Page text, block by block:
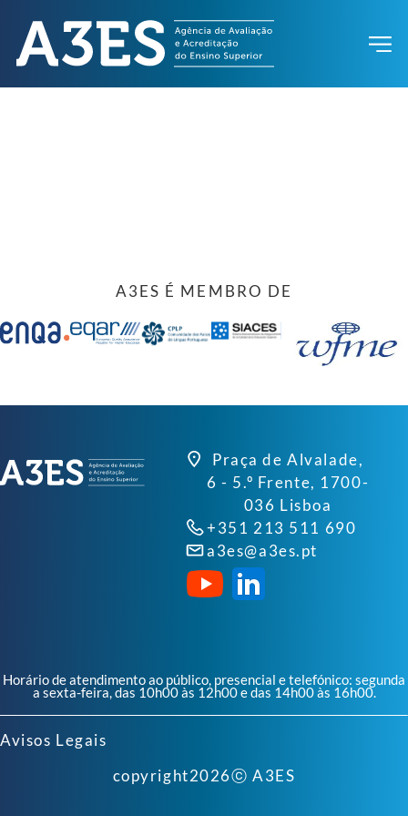
A3ES É MEMBRO DE
Praça de Alvalade,
6 - 5.º Frente, 1700-
036 Lisboa
+351 213 511 690
a3es@a3es.pt
Horário de atendimento ao público, presencial e telefónico: segunda
a sexta-feira, das 10h00 às 12h00 e das 14h00 às 16h00.
Avisos Legais
copyright2026ⓒ A3ES